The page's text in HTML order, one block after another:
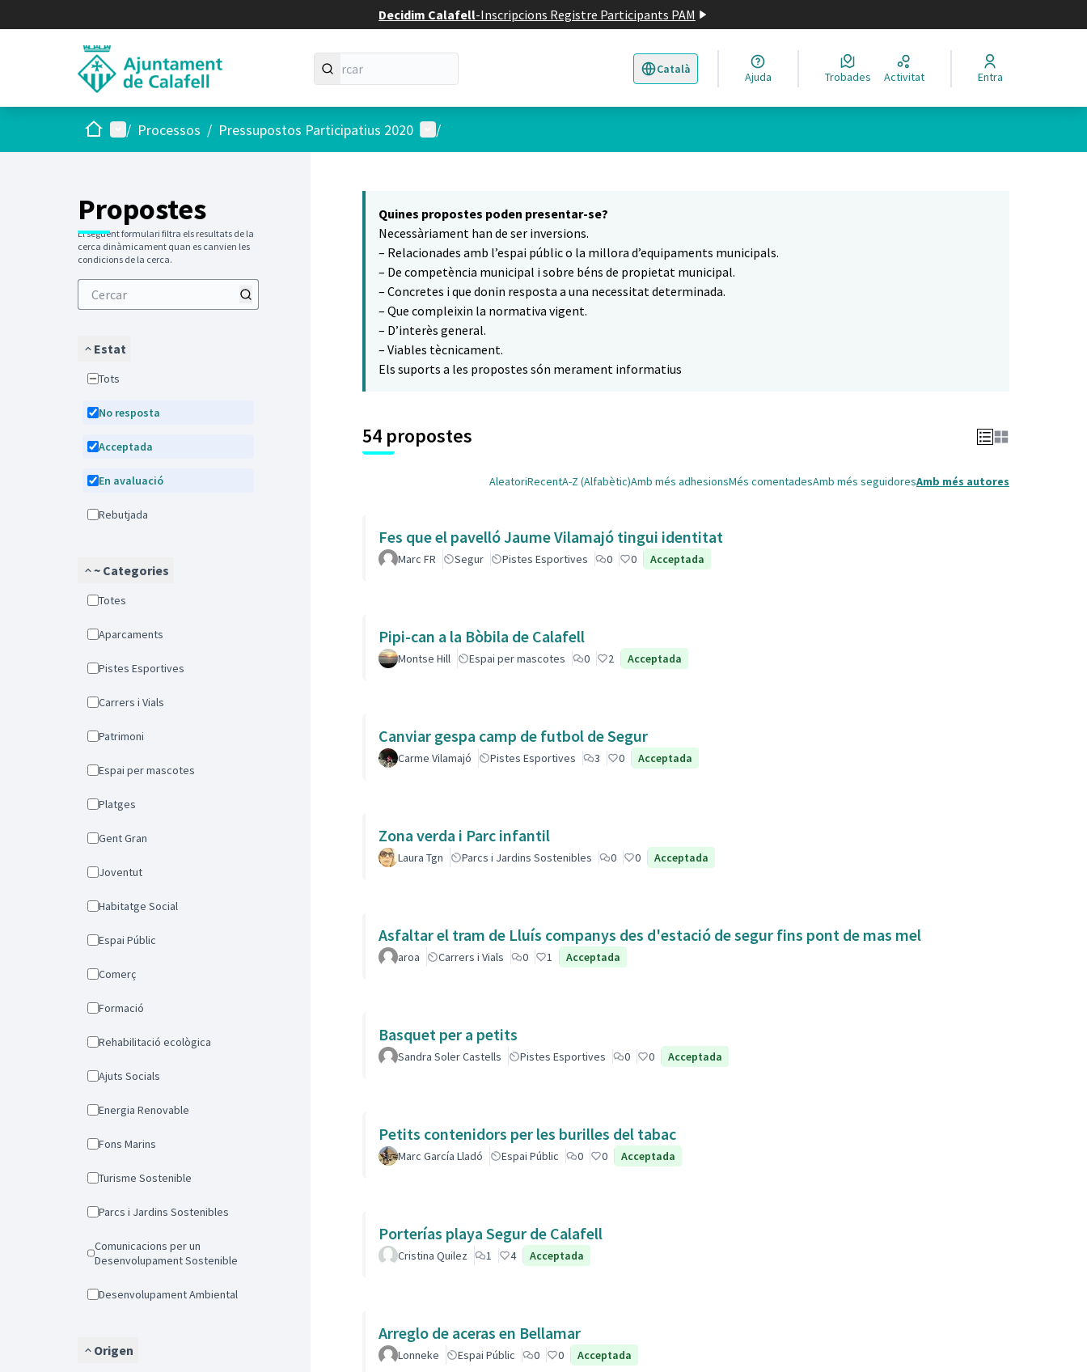
Decidim Calafell-Inscripcions Registre Participants PAM
Català
Triar la llengua Elegir el idioma
Ajuda Trobades Activitat Entra
Inici Menú principal
/ Processos / Pressupostos Participatius 2020 Menú d'usuari
/
Propostes
El següent formulari filtra els resultats de la
cerca dinàmicament quan es canvien les
condicions de la cerca.
Estat
Tots
No resposta
Acceptada
En avaluació
Rebutjada
~ Categories
Totes
Aparcaments
Pistes Esportives
Carrers i Vials
Patrimoni
Espai per mascotes
Platges
Gent Gran
Joventut
Habitatge Social
Espai Públic
Comerç
Formació
Rehabilitació ecològica
Ajuts Socials
Energia Renovable
Fons Marins
Turisme Sostenible
Parcs i Jardins Sostenibles
Comunicacions per un
Desenvolupament Sostenible
Desenvolupament Ambiental
Origen
5
Quines propostes poden presentar-se?
Necessàriament han de ser inversions.
– Relacionades amb l’espai públic o la millora d’equipaments municipals.
– De competència municipal i sobre béns de propietat municipal.
– Concretes i que donin resposta a una necessitat determinada.
– Que compleixin la normativa vigent.
– D’interès general.
– Viables tècnicament.
Els suports a les propostes són merament informatius
54 propostes
AleatoriRecentA-Z (Alfabètic)Amb més adhesionsMés comentadesAmb més seguidoresAmb més autores
Fes que el pavelló Jaume Vilamajó tingui identitat
Marc FR Segur Pistes Esportives 0 0 Acceptada
Pipi-can a la Bòbila de Calafell
Montse Hill Espai per mascotes 0 2 Acceptada
Canviar gespa camp de futbol de Segur
Carme Vilamajó Pistes Esportives 3 0 Acceptada
Zona verda i Parc infantil
Laura Tgn Parcs i Jardins Sostenibles 0 0 Acceptada
Asfaltar el tram de Lluís companys des d'estació de segur fins pont de mas mel
aroa Carrers i Vials 0 1 Acceptada
Basquet per a petits
Sandra Soler Castells Pistes Esportives 0 0 Acceptada
Petits contenidors per les burilles del tabac
Marc García Lladó Espai Públic 0 0 Acceptada
Porterías playa Segur de Calafell
Cristina Quilez 1 4 Acceptada
Arreglo de aceras en Bellamar
Lonneke Espai Públic 0 0 Acceptada